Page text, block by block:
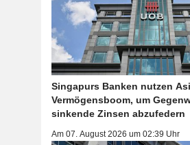
Singapurs Banken nutzen
Vermögensboom, um
sinkende Zinsen abzufedern
Am 07. August 2026 um 02:39 Uhr